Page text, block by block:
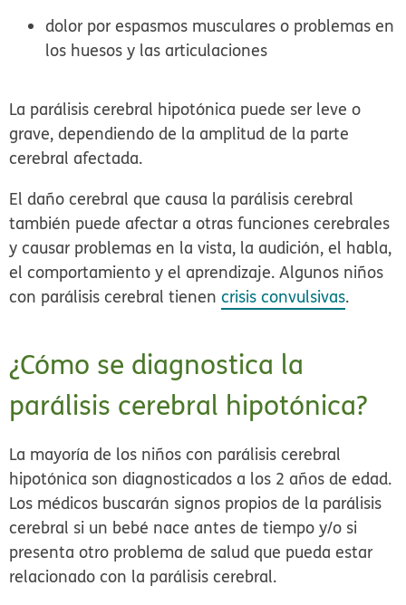
dolor por espasmos musculares o problemas en
los huesos y las articulaciones
La parálisis cerebral hipotónica puede ser leve o
grave, dependiendo de la amplitud de la parte
cerebral afectada.
El daño cerebral que causa la parálisis cerebral
también puede afectar a otras funciones cerebrales
y causar problemas en la vista, la audición, el habla,
el comportamiento y el aprendizaje. Algunos niños
con parálisis cerebral tienencrisis convulsivas.
¿Cómo se diagnostica la
parálisis cerebral hipotónica?
La mayoría de los niños con parálisis cerebral
hipotónica son diagnosticados a los 2 años de edad.
Los médicos buscarán signos propios de la parálisis
cerebral si un bebé nace antes de tiempo y/o si
presenta otro problema de salud que pueda estar
relacionado con la parálisis cerebral.